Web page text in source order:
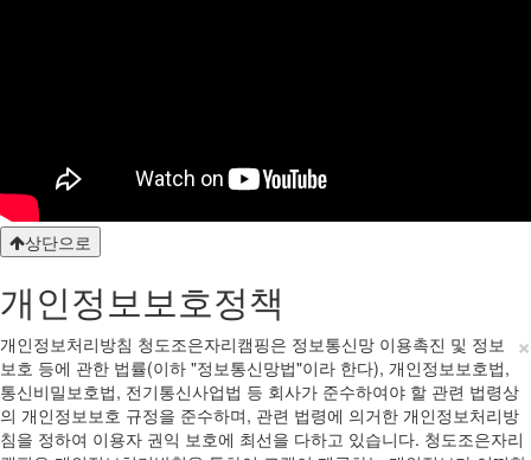
상단으로
개인정보보호정책
×
개인정보처리방침 청도조은자리캠핑은 정보통신망 이용촉진 및 정보
보호 등에 관한 법률(이하 "정보통신망법"이라 한다), 개인정보보호법,
통신비밀보호법, 전기통신사업법 등 회사가 준수하여야 할 관련 법령상
의 개인정보보호 규정을 준수하며, 관련 법령에 의거한 개인정보처리방
침을 정하여 이용자 권익 보호에 최선을 다하고 있습니다. 청도조은자리